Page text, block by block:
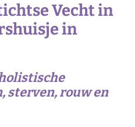
Vecht in
in
sterven, rouw en